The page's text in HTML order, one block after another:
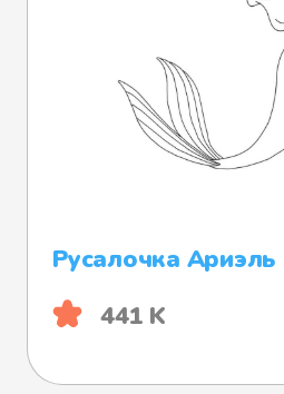
Русалочка Ариэль
441 K